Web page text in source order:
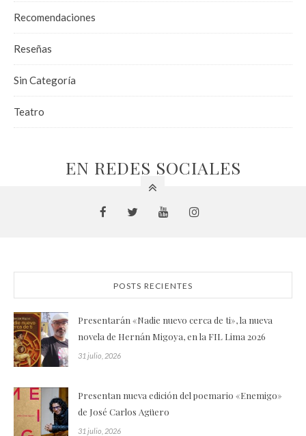
Recomendaciones
Reseñas
Sin Categoría
Teatro
EN REDES SOCIALES
POSTS RECIENTES
Presentarán «Nadie nuevo cerca de ti», la nueva
novela de Hernán Migoya, en la FIL Lima 2026
31 julio, 2026
Presentan nueva edición del poemario «Enemigo»
de José Carlos Agüero
31 julio, 2026